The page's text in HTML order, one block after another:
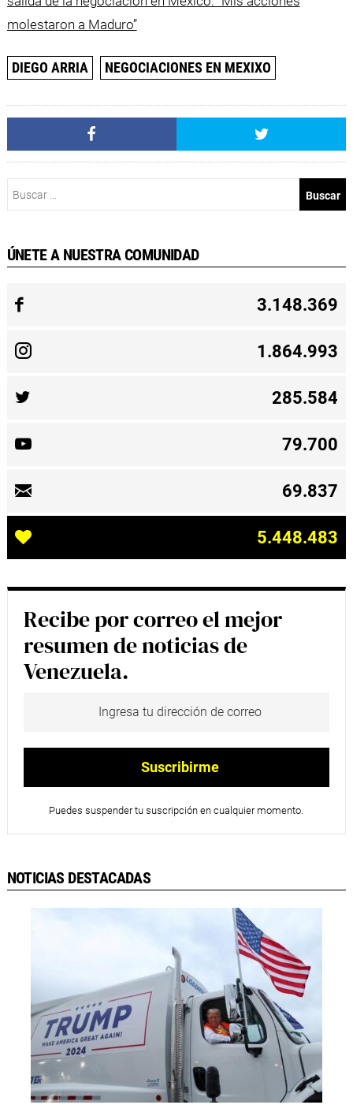
molestaron a Maduro”
DIEGO ARRIA NEGOCIACIONES EN MEXIXO
ÚNETE A NUESTRA COMUNIDAD
3.148.369
1.864.993
285.584
79.700
69.837
5.448.483
Recibe por correo el mejor
resumen de noticias de
Venezuela.
Puedes suspender tu suscripción en cualquier momento.
NOTICIAS DESTACADAS